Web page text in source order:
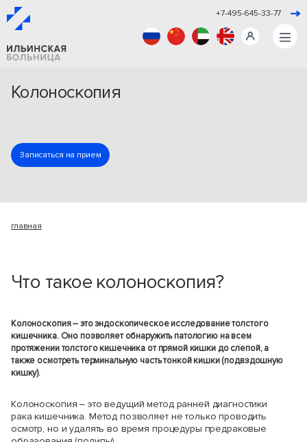
+7-495-645-33-77
Колоноскопия
Записаться на прием
главная
Что такое колоноскопия?
Колоноскопия– это эндоскопическое исследование толстого
кишечника. Оно позволяет обнаружить патологию на всем
протяжении толстого кишечника от прямой кишки до слепой, а
также осмотреть терминальную часть тонкой кишки (подвздошную
кишку).
Колоноскопия – это ведущий метод ранней диагностики
рака кишечника. Метод позволяет не только проводить
осмотр, но и удалять во время процедуры предраковые